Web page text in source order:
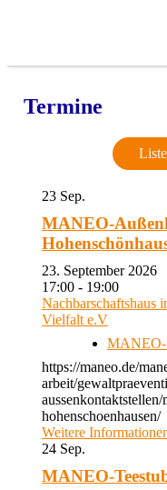
Termine
Liste
23 Sep.
MANEO-
23. September 2026
17:00 - 19:00
Nachbarschaftshaus
Vielfalt e.V
MANEO-
https://maneo.de/
arbeit/
hohenschoenhausen/
Weitere
24 Sep.
MANEO-